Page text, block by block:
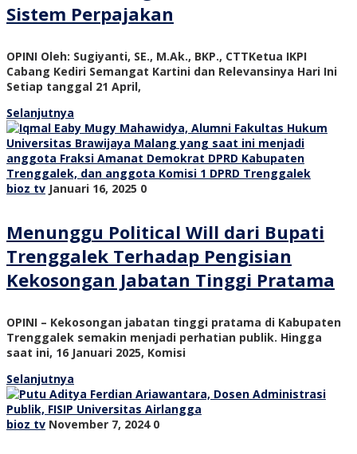
Sistem Perpajakan
OPINI Oleh: Sugiyanti, SE., M.Ak., BKP., CTTKetua IKPI
Cabang Kediri Semangat Kartini dan Relevansinya Hari Ini
Setiap tanggal 21 April,
Selanjutnya
bioz tv Januari 16, 2025 0
Menunggu Political Will dari Bupati
Trenggalek Terhadap Pengisian
Kekosongan Jabatan Tinggi Pratama
OPINI – Kekosongan jabatan tinggi pratama di Kabupaten
Trenggalek semakin menjadi perhatian publik. Hingga
saat ini, 16 Januari 2025, Komisi
Selanjutnya
bioz tv November 7, 2024 0